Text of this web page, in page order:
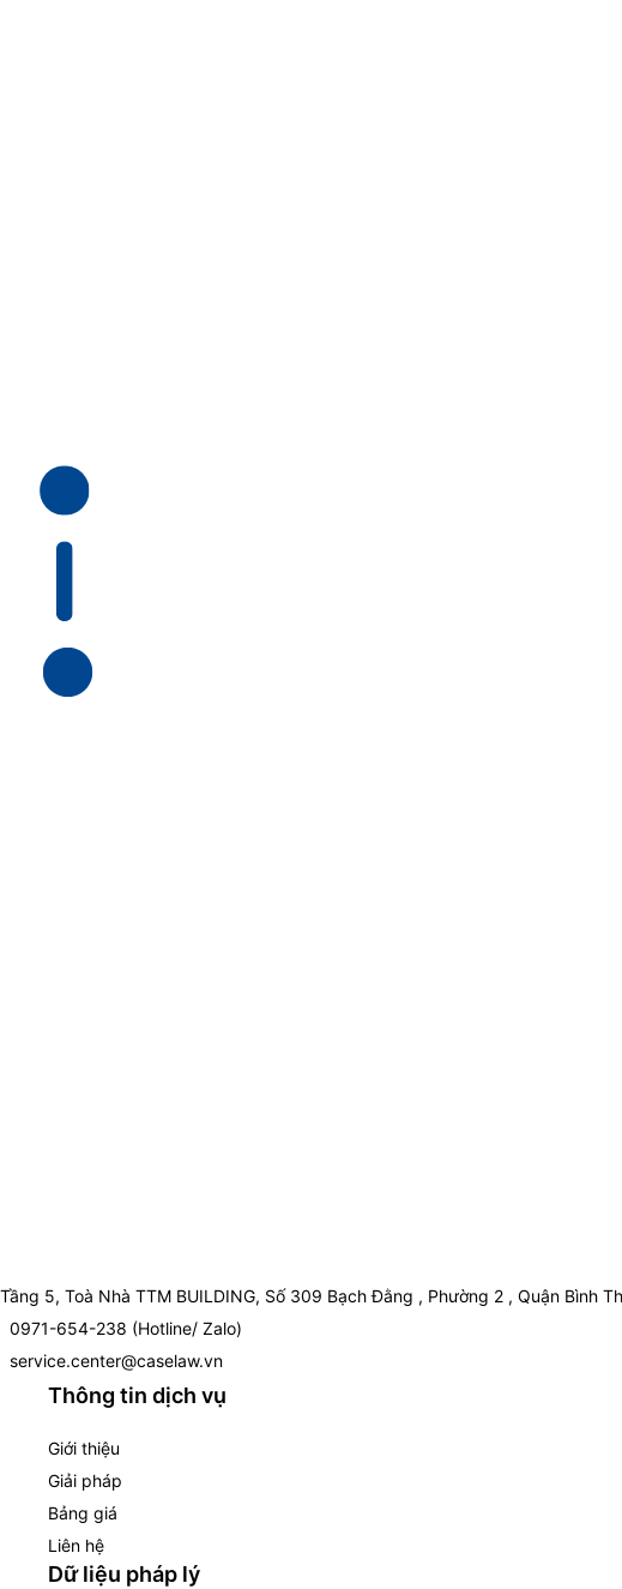
Tầng 5, Toà Nhà TTM BUILDING, Số 309 Bạch Đằng , Phường 2 , Quận Bình
0971-654-238 (Hotline/ Zalo)
service.center@caselaw.vn
Thông tin dịch vụ
Giới thiệu
Giải pháp
Bảng giá
Liên hệ
Dữ liệu pháp lý